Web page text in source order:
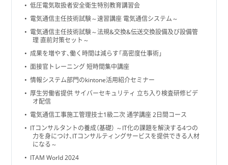
低圧電気取扱者安全衛生特別教育講習会
電気通信主任技術試験～速習講座 電気通信システム～
電気通信主任技術試験～法規&交換&伝送交換設備及び設備管
理 直前対策セット～
成果を増やす、働く時間は減らす「高密度仕事術」
面接官トレーニング 短時間集中講座
情報システム部門のkintone活用紹介セミナー
厚生労働省提供 サイバーセキュリティ 立ち入り検査研修ビデ
オ配信
電気通信工事施工管理技士1級二次 通学講座 2日間コース
ITコンサルタントの養成（基礎） ～IT化の課題を解決する4つの
力を身につけ、ITコンサルティングサービスを提供できる人材
になる～
ITAM World 2024